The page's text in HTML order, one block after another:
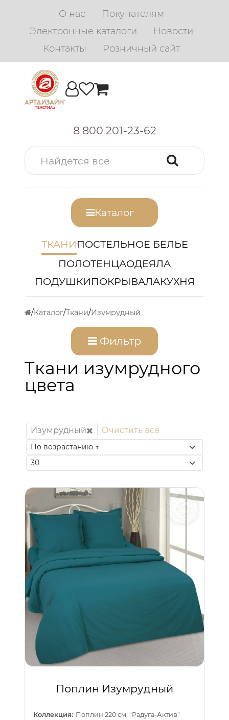
О нас
Покупателям
Электронные каталоги
Новости
Контакты
Розничный сайт
8 800 201-23-62
Каталог
ТКАНИПОСТЕЛЬНОЕ БЕЛЬЕ
ПОЛОТЕНЦАОДЕЯЛА
ПОДУШКИПОКРЫВАЛАКУХНЯ
Каталог Ткани Изумрудный
Фильтр
Ткани изумрудного
цвета
Изумрудный Очистить все
Поплин Изумрудный
Коллекция: Поплин 220 см. "Радуга-Актив"